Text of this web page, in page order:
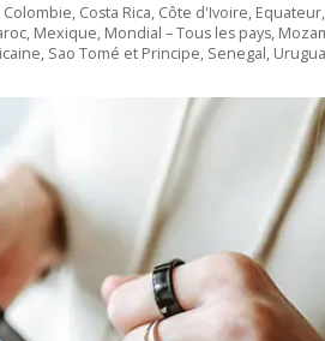
Colombie, Costa Rica, Côte d'Ivoire, Equateur,
, Mexique, Mondial – Tous les pays,
, Sao Tomé et Principe, Senegal,